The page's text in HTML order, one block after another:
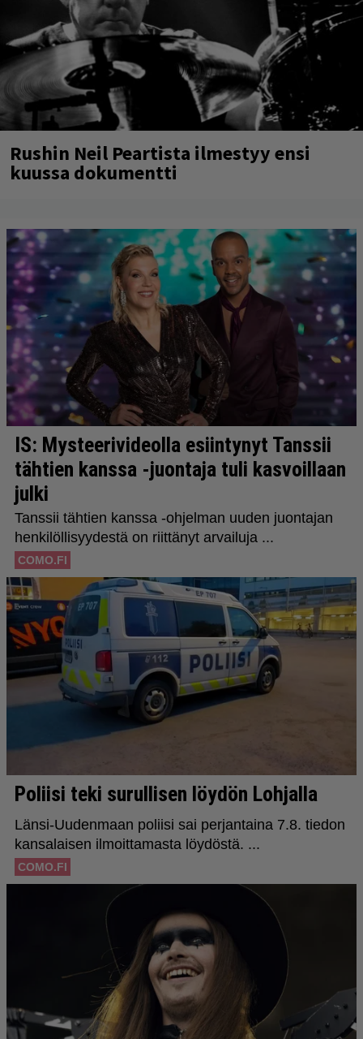
Rushin Neil Peartista ilmestyy ensi
kuussa dokumentti